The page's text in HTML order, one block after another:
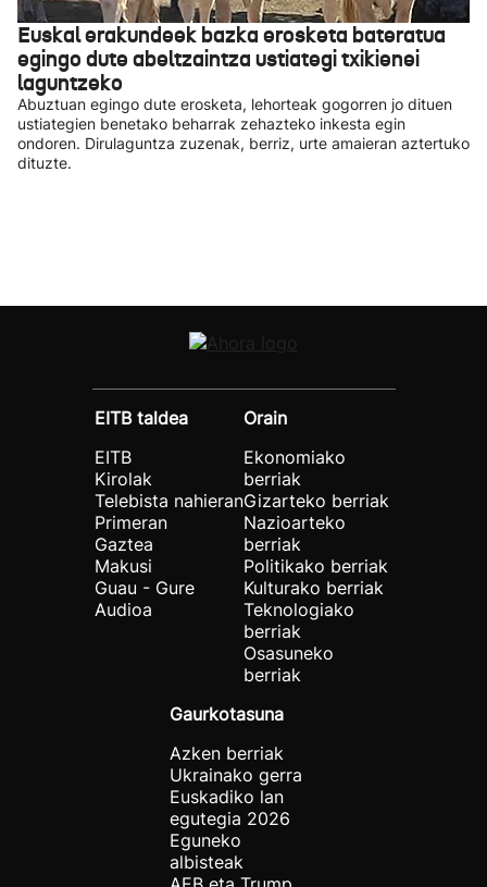
Euskal erakundeek bazka erosketa bateratua
egingo dute abeltzaintza ustiategi txikienei
laguntzeko
Abuztuan egingo dute erosketa, lehorteak gogorren jo dituen
ustiategien benetako beharrak zehazteko inkesta egin
ondoren. Dirulaguntza zuzenak, berriz, urte amaieran aztertuko
dituzte.
EITB taldea
EITB
Kirolak
Telebista nahieran
Primeran
Gaztea
Makusi
Guau - Gure
Audioa
Orain
Ekonomiako
berriak
Gizarteko berriak
Nazioarteko
berriak
Politikako berriak
Kulturako berriak
Teknologiako
berriak
Osasuneko
berriak
Gaurkotasuna
Azken berriak
Ukrainako gerra
Euskadiko lan
egutegia 2026
Eguneko
albisteak